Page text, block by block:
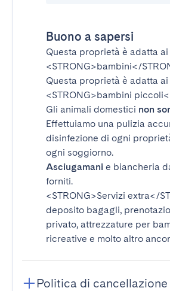
Buono a sapersi
Questa proprietà è adatta ai
<STRONG>bambini</
Questa proprietà è adatta ai
<STRONG>bambini
Gli animali domestici non
Effettuiamo una pulizia
disinfezione di ogni
ogni soggiorno.
Asciugamani e biancheria
forniti.
<STRONG>Servizi extra</
deposito bagagli,
privato, attrezzature per
ricreative e molto altro
Politica di cancellazione